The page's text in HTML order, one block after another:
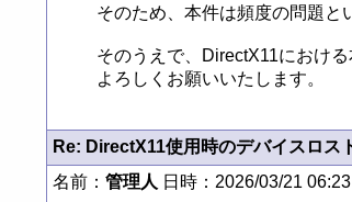
そのため、本件は頻度の問題と
そのうえで、DirectX11におけ
よろしくお願いいたします。
Re: DirectX11使用時のデバイスロス
名前： 管理人 日時：2026/03/21 06:23